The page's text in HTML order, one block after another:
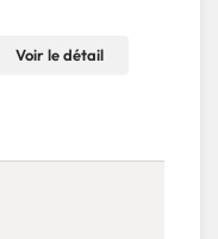
Voir le détail